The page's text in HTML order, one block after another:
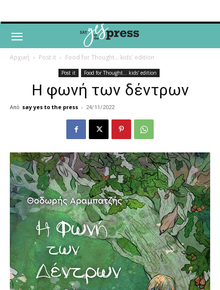
Αρχική Post it Food for Thought... kids' edition
Post it Food for Thought... kids' edition
Η φωνή των δέντρων
Από say yes to the press - 24/11/2022